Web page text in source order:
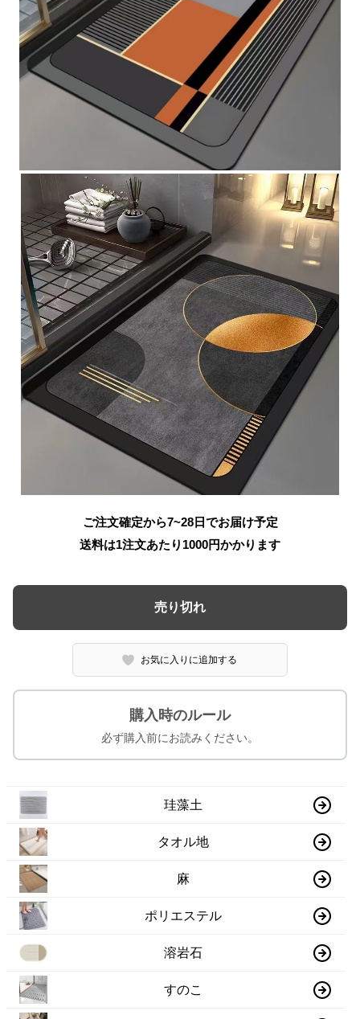
ご注文確定から7~28日でお届け予定
送料は1注文あたり 1000円かかります
売り切れ
お気に入りに追加する
購入時のルール
必ず購入前にお読みください。
珪藻土
タオル地
麻
ポリエステル
溶岩石
すのこ